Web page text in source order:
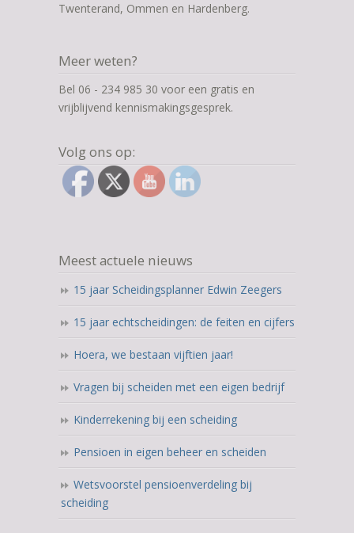
Twenterand, Ommen en Hardenberg.
Meer weten?
Bel 06 - 234 985 30 voor een gratis en
vrijblijvend kennismakingsgesprek.
Volg ons op:
Meest actuele nieuws
15 jaar Scheidingsplanner Edwin Zeegers
15 jaar echtscheidingen: de feiten en cijfers
Hoera, we bestaan vijftien jaar!
Vragen bij scheiden met een eigen bedrijf
Kinderrekening bij een scheiding
Pensioen in eigen beheer en scheiden
Wetsvoorstel pensioenverdeling bij
scheiding